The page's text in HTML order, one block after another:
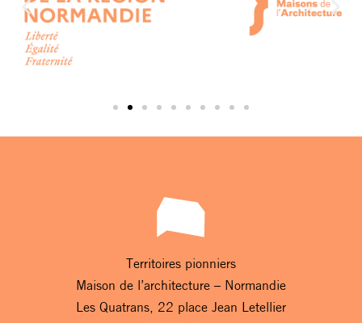
Territoires pionniers
Maison de l’architecture – Normandie
Les Quatrans, 22 place Jean Letellier